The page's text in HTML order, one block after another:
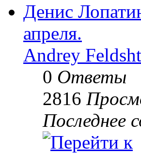
Денис
апреля.
Andrey
0 Ответы
2816
Последнее